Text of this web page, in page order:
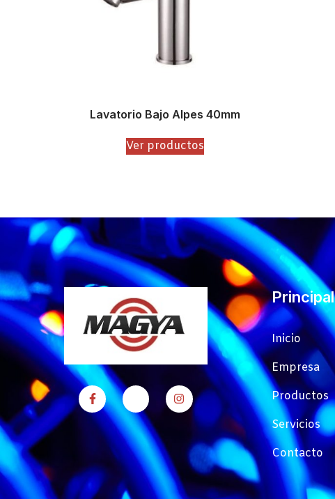
Lavatorio Bajo Alpes 40mm
Ver productos
Principal
Inicio
Empresa
Productos
Servicios
Contacto